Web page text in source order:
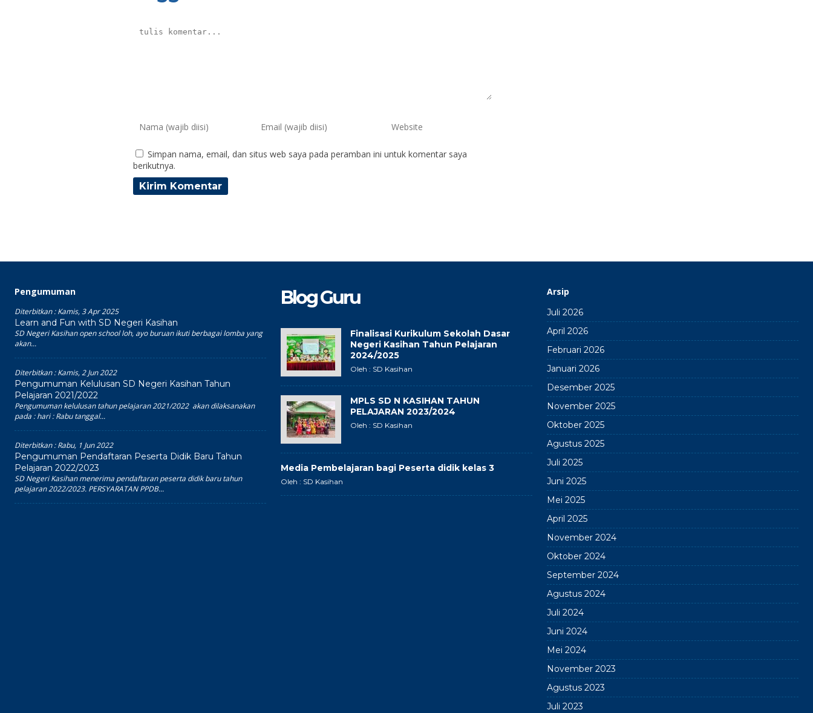
Simpan nama, email, dan situs web saya pada peramban ini untuk komentar saya
berikutnya.
Pengumuman
Diterbitkan :Kamis, 3 Apr 2025
Learn and Fun with SD Negeri Kasihan
SD Negeri Kasihan open school loh, ayo buruan ikuti berbagai lomba yang
akan...
Diterbitkan :Kamis, 2 Jun 2022
Pengumuman Kelulusan SD Negeri Kasihan Tahun
Pelajaran 2021/2022
Pengumuman kelulusan tahun pelajaran 2021/2022 akan dilaksanakan
pada : hari : Rabu tanggal...
Diterbitkan :Rabu, 1 Jun 2022
Pengumuman Pendaftaran Peserta Didik Baru Tahun
Pelajaran 2022/2023
SD Negeri Kasihan menerima pendaftaran peserta didik baru tahun
pelajaran 2022/2023. PERSYARATAN PPDB...
Blog Guru
Finalisasi Kurikulum Sekolah Dasar
Negeri Kasihan Tahun Pelajaran
2024/2025
Oleh : SD Kasihan
MPLS SD N KASIHAN TAHUN
PELAJARAN 2023/2024
Oleh : SD Kasihan
Media Pembelajaran bagi Peserta didik kelas 3
Oleh : SD Kasihan
Arsip
Juli 2026
April 2026
Februari 2026
Januari 2026
Desember 2025
November 2025
Oktober 2025
Agustus 2025
Juli 2025
Juni 2025
Mei 2025
April 2025
November 2024
Oktober 2024
September 2024
Agustus 2024
Juli 2024
Juni 2024
Mei 2024
November 2023
Agustus 2023
Juli 2023